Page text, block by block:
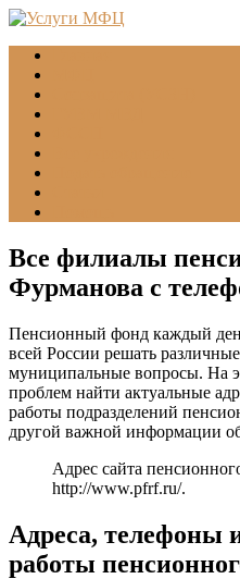
Все филиалы
Фурманова с
Пенсионный фонд каждый
всей России решать
муниципальные вопросы. На
проблем найти актуальные
работы подразделений
другой важной информации
Адрес сайта
http://www.pfrf.ru/.
Адреса, телефоны
работы